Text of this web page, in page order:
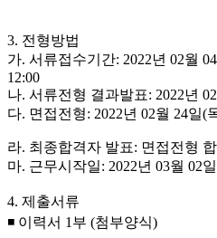
3. 전형방법
가. 서류접수기간: 2022년 02월
12:00
나. 서류전형 결과발표: 2022년
다. 면접전형: 2022년 02월 24일(
라. 최종합격자 발표: 면접전형
마. 근무시작일: 2022년 03월 02
4. 제출서류
◾ 이력서 1부 (첨부양식)